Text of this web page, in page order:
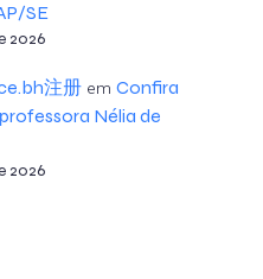
SE
2026
注册em Confira
Nélia de
2026